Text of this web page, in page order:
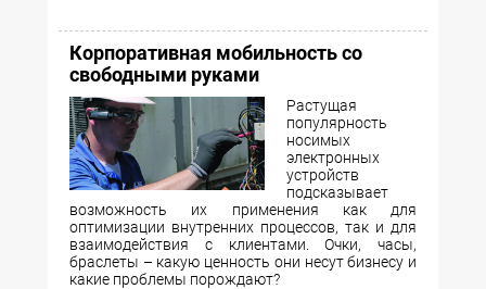
Корпоративная мобильность со
свободными руками
Растущая
популярность
носимых
электронных
устройств
подсказывает
возможность их применения как для
оптимизации внутренних процессов, так и для
взаимодействия с клиентами. Очки, часы,
браслеты – какую ценность они несут бизнесу и
какие проблемы порождают?